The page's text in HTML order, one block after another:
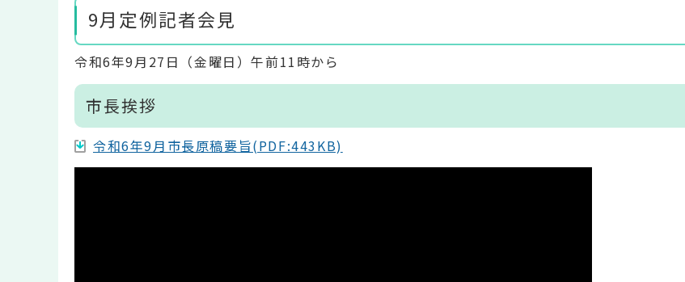
9月定例記者会見
令和6年9月27日（金曜日）午前11時から
市長挨拶
令和6年9月市長原稿要旨(PDF:443KB)